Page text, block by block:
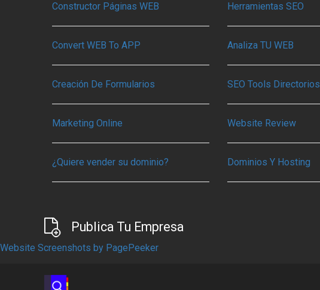
Constructor Páginas WEB
Convert WEB To APP
Creación De Formularios
Marketing Online
¿Quiere vender su dominio?
Herramientas SEO
Analiza TU WEB
SEO Tools Directorios
Website Review
Dominios Y Hosting
Publica Tu Empresa
Website Screenshots by PagePeeker